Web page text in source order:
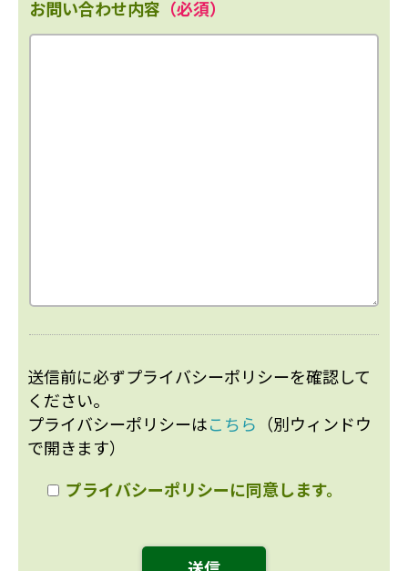
お問い合わせ内容 （必須）
送信前に必ずプライバシーポリシーを確認して
ください。
プライバシーポリシーはこちら （別ウィンドウ
で開きます）
プライバシーポリシーに同意します。